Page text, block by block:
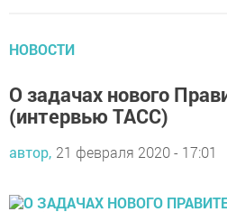
НОВОСТИ
О задачах нового
(интервью ТАСС)
автор, 21 февраля 2020 - 17:01